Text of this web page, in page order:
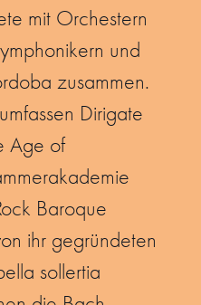
mit Orchestern
und
zusammen.
Dirigate
Age of
Baroque
ihr gegründeten
sollertia